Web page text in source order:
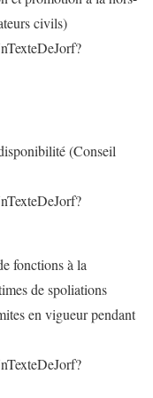
civils)
(Conseil
fonctions à la
de spoliations
en vigueur pendant